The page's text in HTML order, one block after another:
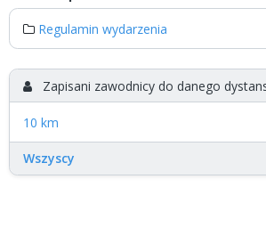
Regulamin wydarzenia
Zapisani zawodnicy do danego
10 km
Wszyscy